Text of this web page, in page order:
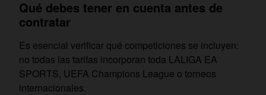
Qué debes tener en cuenta antes de
contratar
Es esencial verificar qué competiciones se incluyen:
no todas las tarifas incorporan toda LALIGA EA
SPORTS, UEFA Champions League o torneos
internacionales.